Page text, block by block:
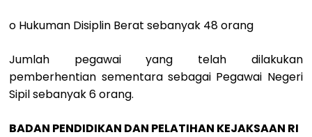
o Hukuman Disiplin Berat sebanyak 48 orang
Jumlah pegawai yang telah dilakukan
pemberhentian sementara sebagai Pegawai Negeri
Sipil sebanyak 6 orang.
BADAN PENDIDIKAN DAN PELATIHAN KEJAKSAAN RI